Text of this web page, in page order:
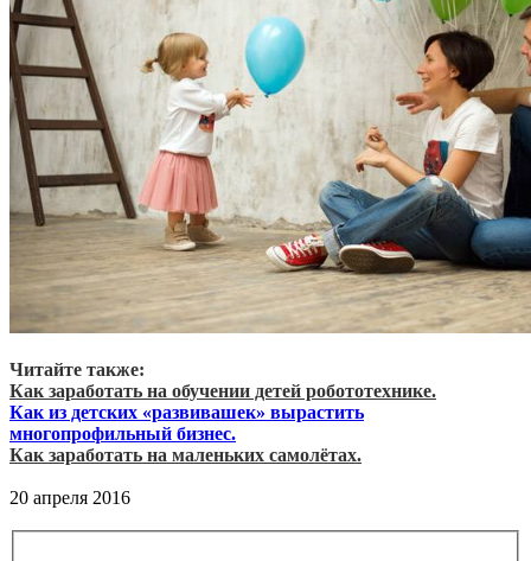
Читайте также:
Как заработать на обучении детей робототехнике.
Как из детских «развивашек» вырастить
многопрофильный бизнес.
Как заработать на маленьких самолётах.
20 апреля 2016